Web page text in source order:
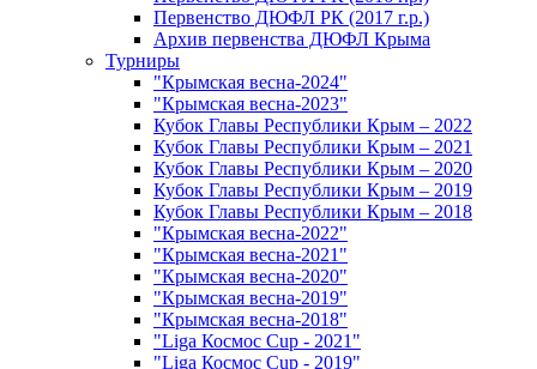
Первенство ДЮФЛ РК (2017 г.р.)
Архив первенства ДЮФЛ Крыма
Турниры
"Крымская весна-2024"
"Крымская весна-2023"
Кубок Главы Республики Крым – 2022
Кубок Главы Республики Крым – 2021
Кубок Главы Республики Крым – 2020
Кубок Главы Республики Крым – 2019
Кубок Главы Республики Крым – 2018
"Крымская весна-2022"
"Крымская весна-2021"
"Крымская весна-2020"
"Крымская весна-2019"
"Крымская весна-2018"
"Liga Космос Cup - 2021"
"Liga Космос Cup - 2019"